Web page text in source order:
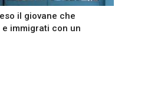
il giovane che
immigrati con un